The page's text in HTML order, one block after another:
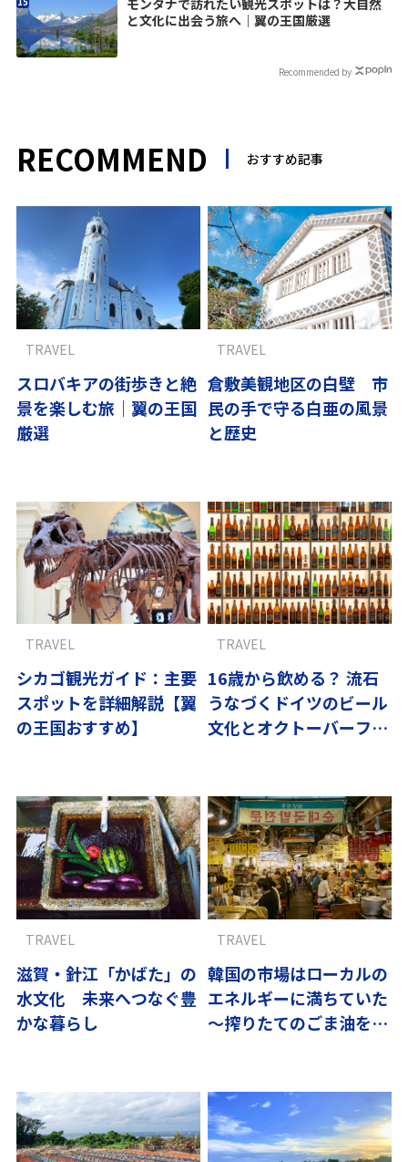
と文化に出会う旅へ｜翼の王国厳選
Recommended by
RECOMMEND おすすめ記事
スロバキアの街歩きと絶
景を楽しむ旅｜翼の王国
厳選
TRAVEL
倉敷美観地区の白壁 市
民の手で守る白亜の風景
と歴史
TRAVEL
シカゴ観光ガイド：主要
スポットを詳細解説【翼
の王国おすすめ】
TRAVEL
16歳から飲める？ 流石
うなづくドイツのビール
文化とオクトーバーフェ
TRAVEL
滋賀・針江「かばた」の
水文化 未来へつなぐ豊
かな暮らし
TRAVEL
韓国の市場はローカルの
エネルギーに満ちていた
～搾りたてのごま油を求
TRAVEL